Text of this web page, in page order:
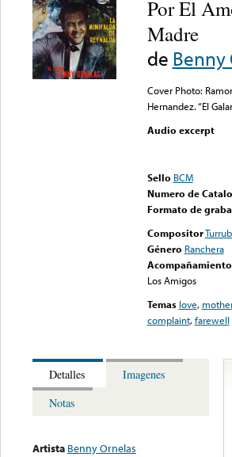
Por El
Madre
de Benny
Cover Photo:
Hernandez. “El
Audio excerpt
Sello BCM
Numero de
Formato de
Compositor
Género Ranchera
Acompañamiento
Los Amigos
Temas love, mother
complaint,farewell
Detalles
Imagenes
Notas
Artista Benny Ornelas